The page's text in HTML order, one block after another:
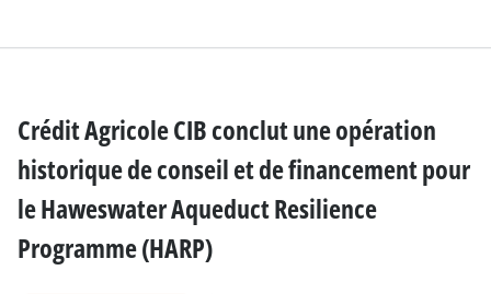
Crédit Agricole CIB conclut une opération
historique de conseil et de financement pour
le Haweswater Aqueduct Resilience
Programme (HARP)